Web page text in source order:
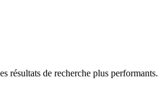
résultats de recherche plus performants.